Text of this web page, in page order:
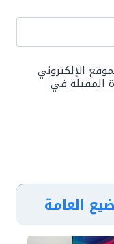
الإلكتروني
المقبلة في
العامة